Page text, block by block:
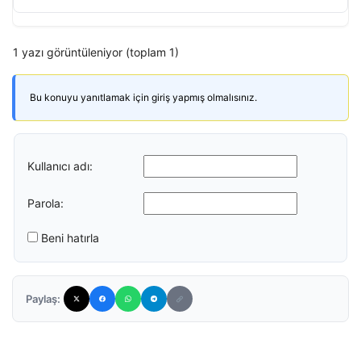
1 yazı görüntüleniyor (toplam 1)
Bu konuyu yanıtlamak için giriş yapmış olmalısınız.
Kullanıcı adı:
Parola:
Beni hatırla
Paylaş: